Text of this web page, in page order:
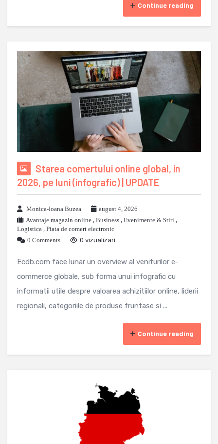
Continue reading
Starea comertului online global, in
2026, pe luni (infografic) | UPDATE
Monica-Ioana Buzea
august 4, 2026
Avantaje magazin online , Business , Evenimente & Stiri ,
Logistica , Piata de comert electronic
0 Comments
0 vizualizari
Ecdb.com face lunar un overview al veniturilor e-
commerce globale, sub forma unui infografic cu
informatii utile despre valoarea achizitiilor online, liderii
regionali, categoriile de produse fruntase si ...
Continue reading